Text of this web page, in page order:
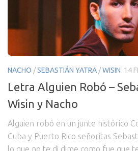
NACHO /SEBASTIÁN YATRA /WISIN 14
Letra Alguien Robó –
Wisin y Nacho
Alguien robó en un junte histórico
Cuba y Puerto Rico señoritas
lo que no te di dime como fue que